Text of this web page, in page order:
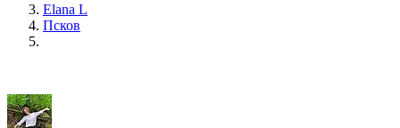
Elana L
Псков